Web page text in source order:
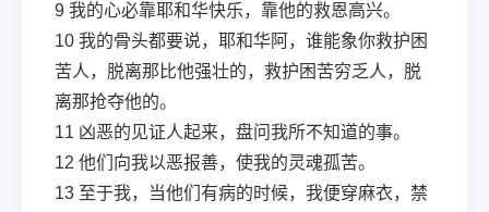
9 我的心必靠耶和华快乐，靠他的救恩高兴。
10 我的骨头都要说，耶和华阿，谁能象你救护困
苦人，脱离那比他强壮的，救护困苦穷乏人，脱
离那抢夺他的。
11 凶恶的见证人起来，盘问我所不知道的事。
12 他们向我以恶报善，使我的灵魂孤苦。
13 至于我，当他们有病的时候，我便穿麻衣，禁